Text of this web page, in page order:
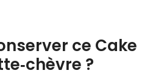
ce Cake
?